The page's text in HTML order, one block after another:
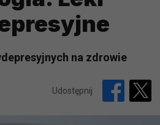
na zdrowie
Udostępnij